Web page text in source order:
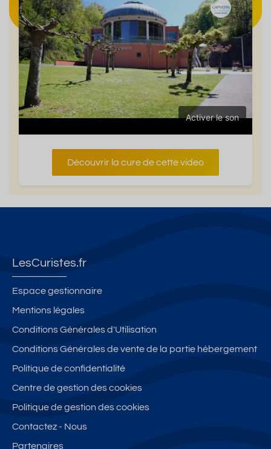
Activer le son
Découvrir la cure de cette video
LesCuristes.fr
Espace gestionnaire
Mentions légales
Conditions Générales d'Utilisation
Conditions Générales de vente de la partie hébergement
Politique de confidentialité
Centre de gestion des cookies
Politique de gestion des cookies
Contactez - Nous
Partenaires